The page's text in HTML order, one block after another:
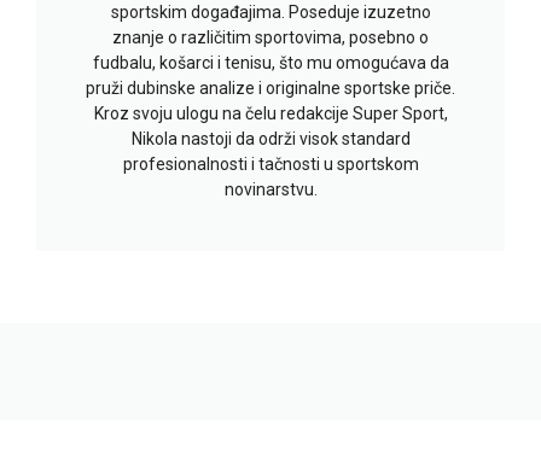
sportskim događajima. Poseduje izuzetno
znanje o različitim sportovima, posebno o
fudbalu, košarci i tenisu, što mu omogućava da
pruži dubinske analize i originalne sportske priče.
Kroz svoju ulogu na čelu redakcije Super Sport,
Nikola nastoji da održi visok standard
profesionalnosti i tačnosti u sportskom
novinarstvu.